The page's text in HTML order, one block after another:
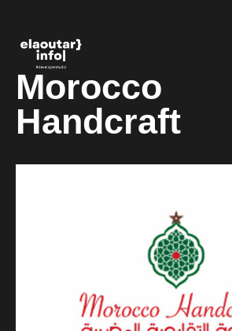
Morocco
Handcraft